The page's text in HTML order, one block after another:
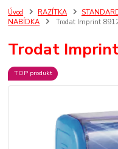
Úvod RAZÍTKA
NABÍDKA
Trodat Imprint
Trodat
TOP produkt